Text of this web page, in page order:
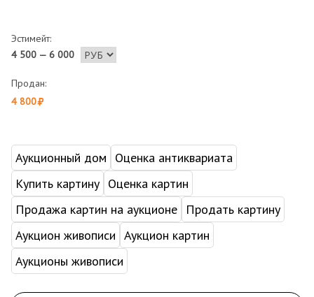
Эстимейт:
4 500 — 6 000
Продан:
4 800
Аукционный дом
Оценка антиквариата
Купить картину Оценка картин
Продажа картин на аукционе
Продать картину
Аукцион живописи Аукцион картин
Аукционы живописи